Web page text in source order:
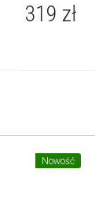
319 zł
Nowość